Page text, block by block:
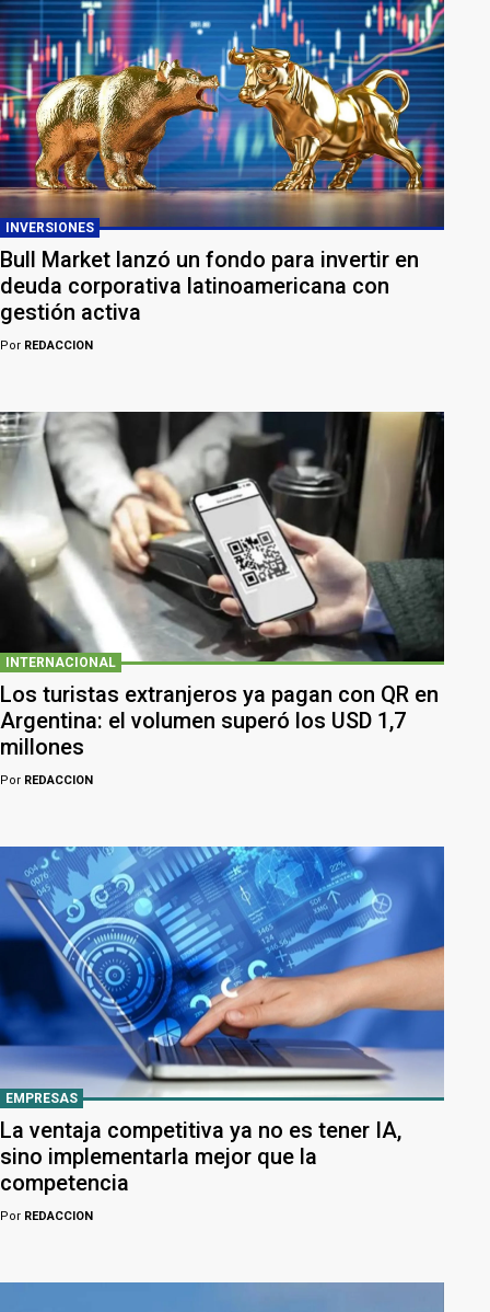
INVERSIONES
Bull Market lanzó un fondo para invertir en
deuda corporativa latinoamericana con
gestión activa
Por REDACCION
INTERNACIONAL
Los turistas extranjeros ya pagan con QR en
Argentina: el volumen superó los USD 1,7
millones
Por REDACCION
EMPRESAS
La ventaja competitiva ya no es tener IA,
sino implementarla mejor que la
competencia
Por REDACCION